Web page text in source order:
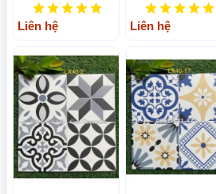
Liên hệ Liên hệ